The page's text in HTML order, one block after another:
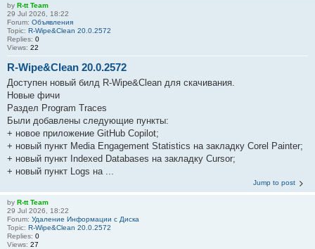
by R-tt Team
29 Jul 2026, 18:22
Forum: Объявления
Topic: R-Wipe&Clean 20.0.2572
Replies: 0
Views: 22
R-Wipe&Clean 20.0.2572
Доступен новый билд R-Wipe&Clean для скачивания.
Новые фичи
Раздел Program Traces
Были добавлены следующие пункты:
+ новое приложение GitHub Copilot;
+ новый пункт Media Engagement Statistics на закладку Corel Painter;
+ новый пункт Indexed Databases на закладку Cursor;
+ новый пункт Logs на ...
Jump to post
by R-tt Team
29 Jul 2026, 18:22
Forum: Удаление Информации с Диска
Topic: R-Wipe&Clean 20.0.2572
Replies: 0
Views: 27